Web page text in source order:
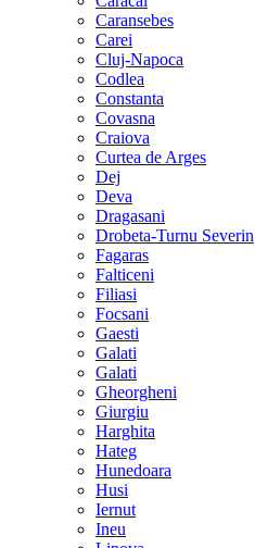
Caransebes
Carei
Cluj-Napoca
Codlea
Constanta
Covasna
Craiova
Curtea de Arges
Dej
Deva
Dragasani
Drobeta-Turnu Severin
Fagaras
Falticeni
Filiasi
Focsani
Gaesti
Galati
Galati
Gheorgheni
Giurgiu
Harghita
Hateg
Hunedoara
Husi
Iernut
Ineu